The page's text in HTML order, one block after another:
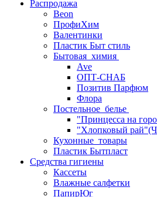
Распродажа
Beon
ПрофиХим
Валентинки
Пластик Быт стиль
Бытовая_химия
Ave
ОПТ-СНАБ
Позитив Парфюм
Флора
Постельное_белье
"Принцесса на
"Хлопковый
Кухонные_товары
Пластик Бытпласт
Средства гигиены
Кассеты
Влажные салфетки
ПапирЮг